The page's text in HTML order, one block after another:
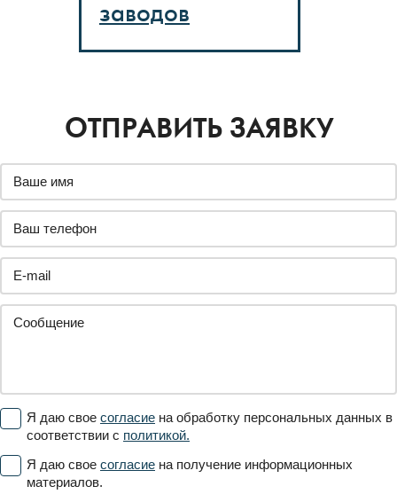
заводов
ОТПРАВИТЬ ЗАЯВКУ
Я даю свое согласие на обработку персональных данных в
соответствии с политикой.
Я даю свое согласие на получение информационных
материалов.